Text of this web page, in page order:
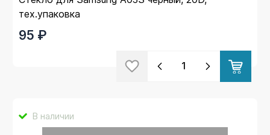
тех.упаковка
95 ₽
В наличии